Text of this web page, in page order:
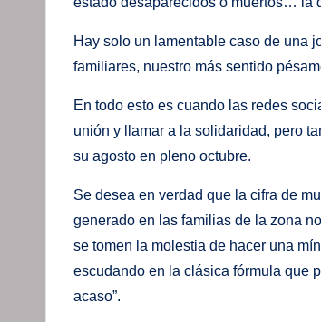
Hay solo un lamentable caso de una
familiares, nuestro más sentido
En todo esto es cuando las redes
unión y llamar a la solidaridad, pero
su agosto en pleno octubre.
Se desea en verdad que la cifra de
generado en las familias de la zona
se tomen la molestia de hacer una
escudando en la clásica fórmula que
acaso”.